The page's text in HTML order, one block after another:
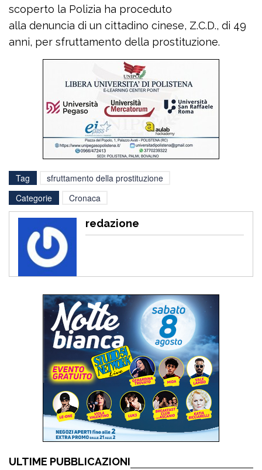
scoperto la Polizia ha proceduto
alla denuncia di un cittadino cinese, Z.C.D., di 49
anni, per sfruttamento della prostituzione.
Tag
sfruttamento della prostituzione
Categorie
Cronaca
redazione
ULTIME PUBBLICAZIONI